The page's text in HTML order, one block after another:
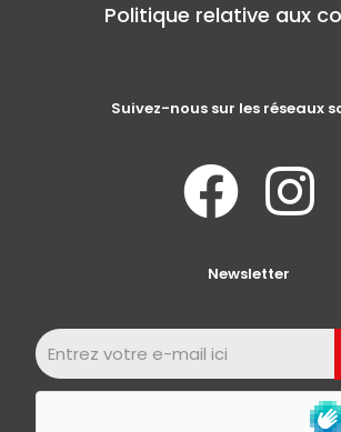
Politique relative aux
Suivez-nous sur les réseaux
Newsletter